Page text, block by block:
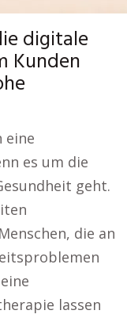
digitale
Kunden
eine
es um die
geht.
die an
lassen